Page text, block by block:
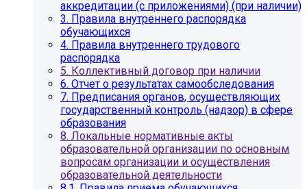
аккредитации (с приложениями) (при наличии)
3. Правила внутреннего распорядка
обучающихся
4. Правила внутреннего трудового
распорядка
5. Коллективный договор при наличии
6. Отчет о результатах самообследования
7. Предписания органов, осуществляющих
государственный контроль (надзор) в сфере
образования
8. Локальные нормативные акты
образовательной организации по основным
вопросам организации и осуществления
образовательной деятельности